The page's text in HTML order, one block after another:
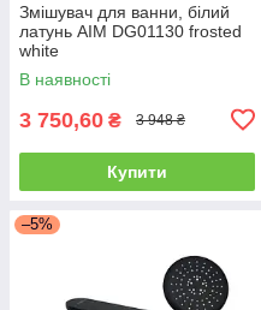
Змішувач для ванни, білий
латунь AIM DG01130 frosted
white
В наявності
3 750,60 ₴ 3 948 ₴
Купити
–5%